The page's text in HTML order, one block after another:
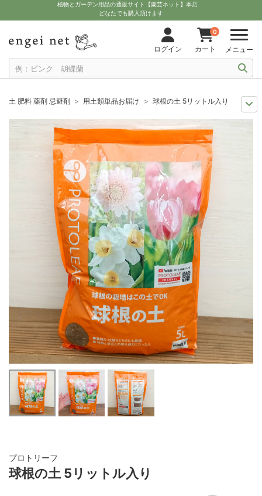
植物とガーデン用品の通販サイト【園芸ネット】本店
どなたでも購入頂けます
ログイン
0
カート メニュー
土 肥料 薬剤 忌避剤 用土類単品お届け
球根の土 5リットル入り
11月中下旬予約
グッズ・資材
球根の土 5リットル入り
12月上中旬予約
10月中下旬予約
グッズ・資材 球根の土 5リットル入り
プロトリーフ
球根の土 5リットル入り